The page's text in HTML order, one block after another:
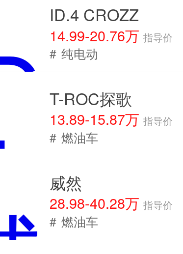
ID.4 CROZZ
14.99-20.76万 指导价
# 纯电动
T-ROC探歌
13.89-15.87万 指导价
# 燃油车
威然
28.98-40.28万 指导价
# 燃油车